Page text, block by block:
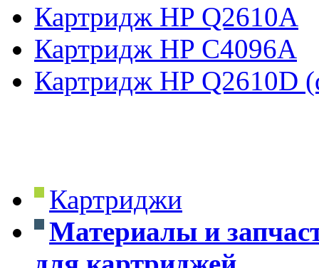
Картридж HP Q2610A
Картридж HP C4096A
Картридж HP Q2610D
Картриджи
Материалы и